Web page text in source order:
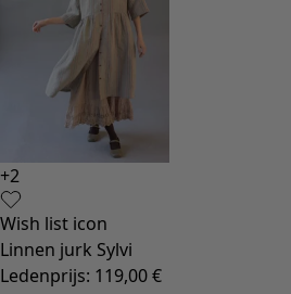
+2
Wish list icon
Linnen jurk Sylvi
Ledenprijs: 119,00 €